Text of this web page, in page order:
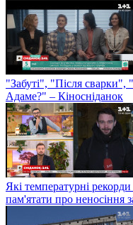
"Забуті", "Після
Адаме?" – Кіносніданок
Які температурні
пам'ятати про неносіння